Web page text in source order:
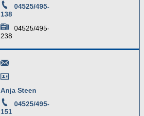
04525/495-
138
04525/495-
238
Anja Steen
04525/495-
151